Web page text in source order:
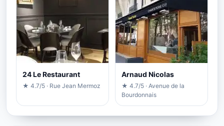
24 Le Restaurant
★ 4.7/5 · Rue Jean Mermoz
Arnaud Nicolas
★ 4.7/5 · Avenue de la
Bourdonnais